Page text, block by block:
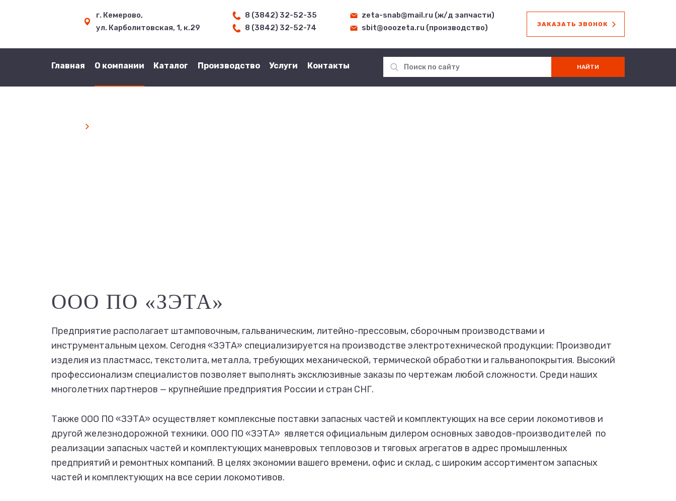
г. Кемерово,
ул. Карболитовская, 1, к.29
8 (3842) 32-52-35
8 (3842) 32-52-74
zeta-snab@mail.ru (ж/д запчасти)
sbit@ooozeta.ru (производство)
ЗАКАЗАТЬ ЗВОНОК
Главная О компании Каталог Производство Услуги Контакты
ООО ПО «ЗЭТА»
Предприятие располагает штамповочным, гальваническим, литейно-прессовым, сборочным производствами и
инструментальным цехом. Сегодня «ЗЭТА» специализируется на производстве электротехнической продукции: Производит
изделия из пластмасс, текстолита, металла, требующих механической, термической обработки и гальванопокрытия. Высокий
профессионализм специалистов позволяет выполнять эксклюзивные заказы по чертежам любой сложности. Среди наших
многолетних партнеров — крупнейшие предприятия России и стран СНГ.
Также ООО ПО «ЗЭТА» осуществляет комплексные поставки запасных частей и комплектующих на все серии локомотивов и
другой железнодорожной техники. ООО ПО «ЗЭТА» является официальным дилером основных заводов-производителей по
реализации запасных частей и комплектующих маневровых тепловозов и тяговых агрегатов в адрес промышленных
предприятий и ремонтных компаний. В целях экономии вашего времени, офис и склад, с широким ассортиментом запасных
частей и комплектующих на все серии локомотивов.